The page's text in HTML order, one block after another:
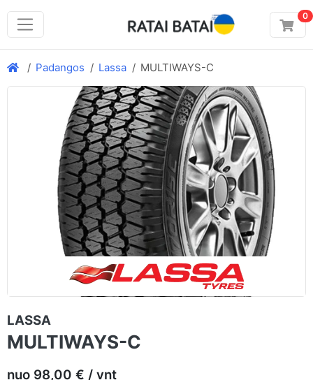
0
Padangos Lassa MULTIWAYS-C
LASSA
MULTIWAYS-C
nuo 98,00 € / vnt